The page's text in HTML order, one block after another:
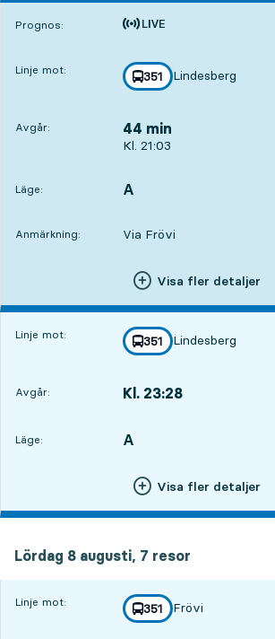
Prognos:
Tiden är prognos
Linje mot: linje
351
mot
Lindesberg
,
Avgår: 44 min
Avgår, Kl. 21:03, om 44 min
Kl. 21:03
Läge:
LÄGE, A
,
Anmärkning: Via Frövi
Visa fler detaljer
Linje mot: linje
351
mot
Lindesberg
,
Avgår: Kl. 23:28
Läge:
LÄGE, A
,
Visa fler detaljer
Lördag 8 augusti, 7 resor
Linje mot: linje
351
mot
Frövi
,